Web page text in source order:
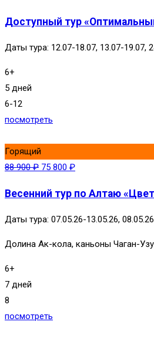
Доступный тур
Даты тура: 12.07-18.07, 13.07-19.07,
6+
5 дней
6-12
посмотреть
Горящий
88 900₽ 75 800 ₽
Весенний тур по Алтаю
Даты тура: 07.05.26-13.05.26,
Долина Ак-кола, каньоны Чаган-
6+
7 дней
8
посмотреть